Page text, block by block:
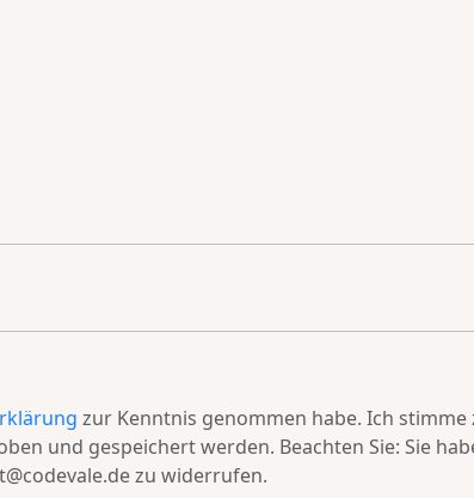
zur Kenntnis genommen habe. Ich
und gespeichert werden. Beachten Sie: Sie
zu widerrufen.